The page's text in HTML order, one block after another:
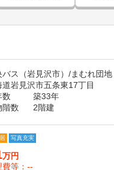
バス（岩見沢市）/まむれ団
道岩見沢市五条東17丁目
数
築33年
階数
2階建
写真充実
万円
費等：--